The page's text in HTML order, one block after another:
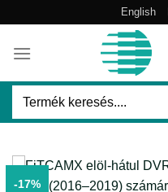
content
English
Keresés
-17%